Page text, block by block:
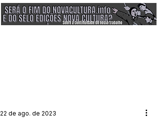
22 de ago. de 2023